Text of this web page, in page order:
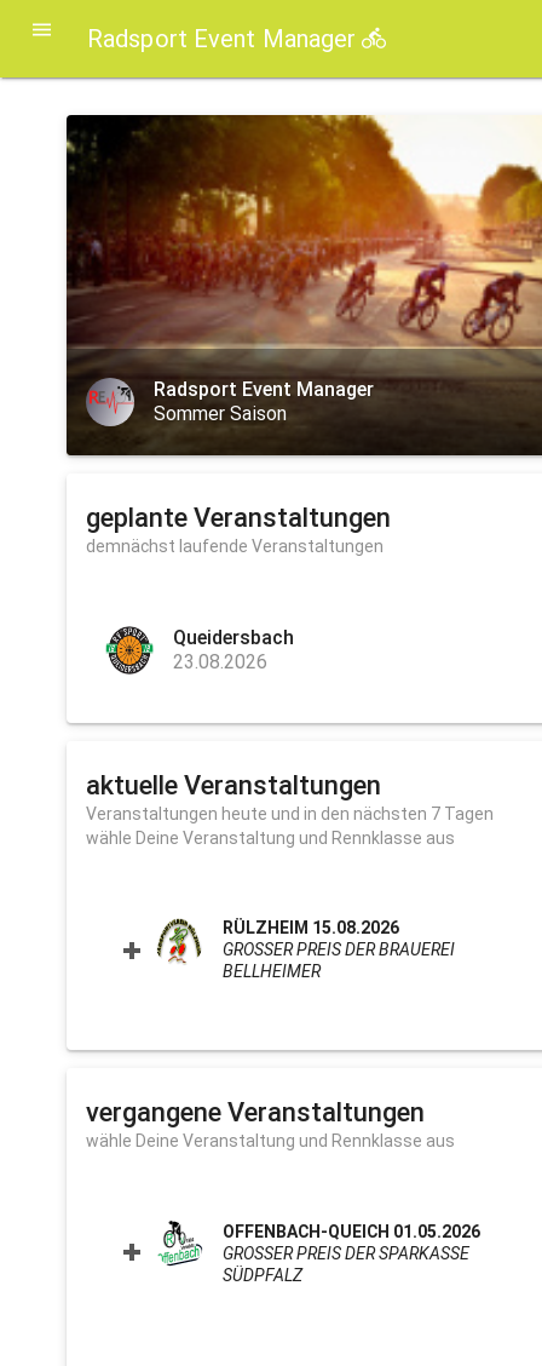
Radsport Event Manager
Radsport Event Manager
Sommer Saison
geplante Veranstaltungen
demnächst laufende Veranstaltungen
Queidersbach
23.08.2026
aktuelle Veranstaltungen
Veranstaltungen heute und in den nächsten 7 Tagen
wähle Deine Veranstaltung und Rennklasse aus
RÜLZHEIM 15.08.2026
GROSSER PREIS DER BRAUEREI B
ELLHEIMER CLICK TO EXPAND
vergangene Veranstaltungen
wähle Deine Veranstaltung und Rennklasse aus
OFFENBACH-QUEICH 01.05.2026
GROSSER PREIS DER SPARKASSE S
ÜDPFALZ CLICK TO EXPAND CONTENTS